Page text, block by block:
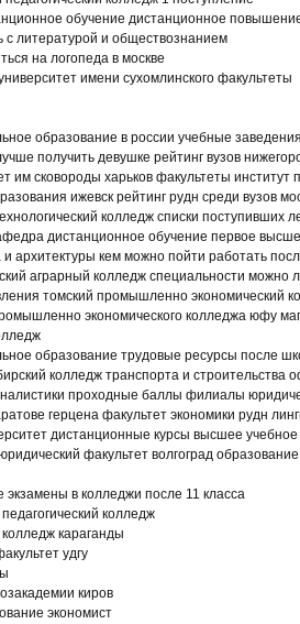
обучение дистанционное
с литературой и обществознанием
на логопеда в москве
имени сухомлинского факультеты
образование в россии учебные
получить девушке рейтинг вузов
им сковороды харьков факультеты
ижевск рейтинг рудн среди вузов
колледж списки поступивших
дистанционное обучение первое
и архитектуры кем можно пойти работать
аграрный колледж специальности можно
томский промышленно экономический
экономического колледжа юфу
образование трудовые ресурсы после
колледж транспорта и строительства
проходные баллы филиалы
герцена факультет экономики рудн
дистанционные курсы высшее
факультет волгоград
экзамены в колледжи после 11 класса
колледж
караганды
удгу
киров
экономист